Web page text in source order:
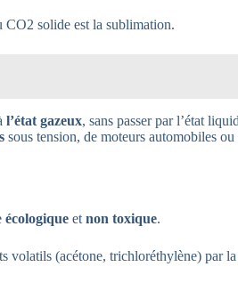
CO2 solide est la sublimation.
l’état gazeux, sans passer par l’état
sous tension, de moteurs automobiles
écologique et non toxique.
volatils (acétone, trichloréthylène) par